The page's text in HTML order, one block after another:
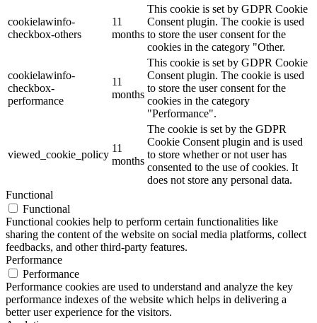
cookielawinfo-
checkbox-others
11
months
This cookie is set by GDPR Cookie
Consent plugin. The cookie is used
to store the user consent for the
cookies in the category "Other.
cookielawinfo-
checkbox-
performance
11
months
This cookie is set by GDPR Cookie
Consent plugin. The cookie is used
to store the user consent for the
cookies in the category
"Performance".
viewed_cookie_policy
11
months
The cookie is set by the GDPR
Cookie Consent plugin and is used
to store whether or not user has
consented to the use of cookies. It
does not store any personal data.
Functional
Functional
Functional cookies help to perform certain functionalities like
sharing the content of the website on social media platforms, collect
feedbacks, and other third-party features.
Performance
Performance
Performance cookies are used to understand and analyze the key
performance indexes of the website which helps in delivering a
better user experience for the visitors.